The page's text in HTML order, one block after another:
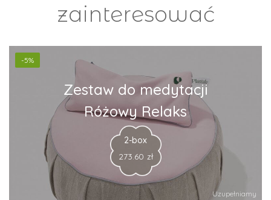
zainteresować
-5%
Uzupełniamy
Zestaw do medytacji
Różowy Relaks
2-box
273.60 zł